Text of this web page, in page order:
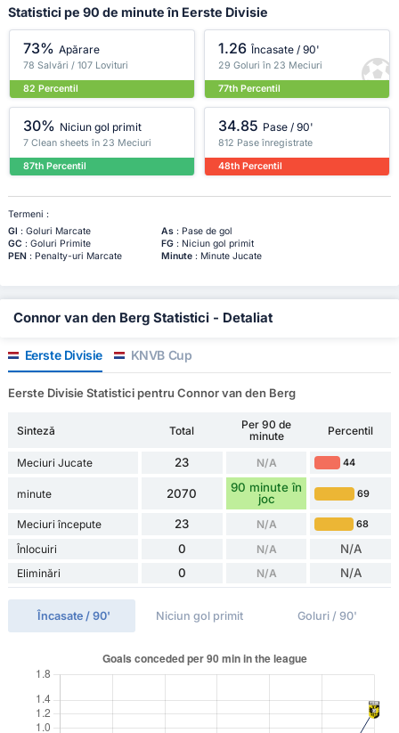
Statistici pe 90 de minute în Eerste Divisie
73% Apărare
78 Salvări / 107 Lovituri
82 Percentil
1.26 Încasate / 90'
29 Goluri în 23 Meciuri
77th Percentil
30% Niciun gol primit
7 Clean sheets în 23 Meciuri
87th Percentil
34.85 Pase / 90'
812 Pase înregistrate
48th Percentil
Termeni :
Gl : Goluri Marcate As: Pase de gol
GC : Goluri Primite FG: Niciun gol primit
PEN: Penalty-uri Marcate Minute: Minute Jucate
Connor van den Berg Statistici - Detaliat
Eerste Divisie KNVB Cup
Eerste Divisie Statistici pentru Connor van den Berg
Sinteză Total
Per 90 de
minute
Percentil
Meciuri Jucate 23 N/A 44
minute 2070
90 minute în
joc
69
Meciuri începute 23 N/A 68
Înlocuiri 0 N/A N/A
Eliminări 0 N/A N/A
Încasate / 90' Niciun gol primit Goluri / 90'